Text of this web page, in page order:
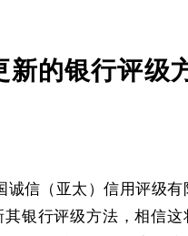
新的银行评级
信（亚太）信用评级有
银行评级方法，相信这